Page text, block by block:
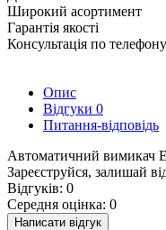
Широкий асортимент
Гарантія якості
Консультація по телефону
Опис
Відгуки 0
Питання-відповідь
Автоматичний вимикач
Зареєструйся, залишай
Відгуків: 0
Середня оцінка: 0
Написати відгук